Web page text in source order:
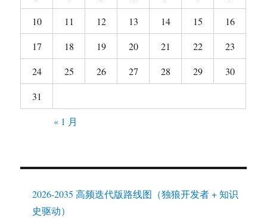
10
11 12 13 14 15
16
17
18 19 20 21 22
23
24
25 26 27 28 29
30
31
« 1 月
2026-2035 高频迭代版路线图（独狼开发者 + 知识
史驱动）